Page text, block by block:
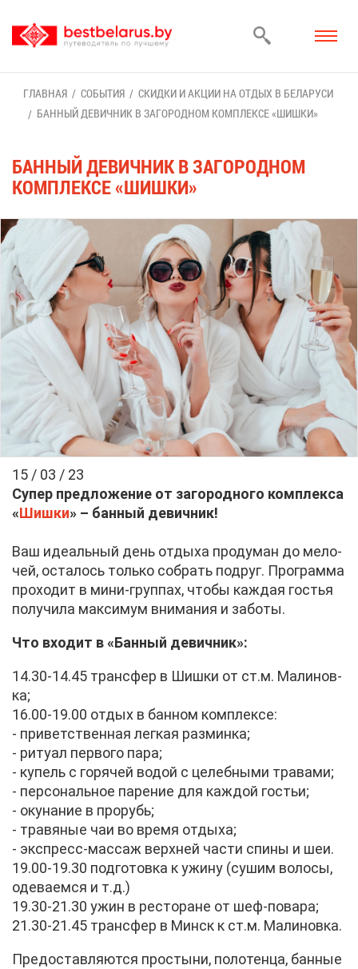
ГЛАВ­НАЯ СО­БЫ­ТИЯ
СКИД­КИ И АК­ЦИИ НА ОТ­ДЫХ В БЕ­ЛА­РУ­СИ
БАН­НЫЙ ДЕ­ВИЧ­НИК В ЗА­ГО­РОД­НОМ КОМ­ПЛЕК­СЕ «ШИШ­КИ»
БАН­НЫЙ ДЕ­ВИЧ­НИК В ЗА­ГО­РОД­НОМ
КОМ­ПЛЕК­СЕ «ШИШ­КИ»
15 / 03 / 23
Су­пер пред­ло­же­ние от за­го­род­но­го ком­плек­са
«Шиш­ки» – бан­ный де­вич­ник!
Ваш иде­аль­ный день от­ды­ха про­ду­ман до ме­ло­
чей, оста­лось толь­ко со­брать по­друг. Про­грам­ма
про­хо­дит в ми­ни-груп­пах, что­бы каж­дая го­стья
по­лу­чи­ла мак­си­мум вни­ма­ния и за­бо­ты.
Что вхо­дит в «Бан­ный де­вич­ник»:
14.30-14.45 транс­фер в Шиш­ки от ст.м. Ма­ли­нов­
ка;
16.00-19.00 от­дых в бан­ном ком­плек­се:
- при­вет­ствен­ная лег­кая раз­мин­ка;
- ри­ту­ал пер­во­го па­ра;
- ку­пель с го­ря­чей во­дой с це­леб­ны­ми тра­ва­ми;
- пер­со­наль­ное па­ре­ние для каж­дой го­стьи;
- оку­на­ние в про­рубь;
- тра­вя­ные чаи во вре­мя от­ды­ха;
- экс­пресс-мас­саж верх­ней ча­сти спи­ны и шеи.
19.00-19.30 под­го­тов­ка к ужи­ну (су­шим во­ло­сы,
оде­ва­ем­ся и т.д.)
19.30-21.30 ужин в ре­сто­ране от шеф-по­ва­ра;
21.30-21.45 транс­фер в Минск к ст.м. Ма­ли­нов­ка.
Предо­став­ля­ют­ся про­сты­ни, по­ло­тен­ца, бан­ные